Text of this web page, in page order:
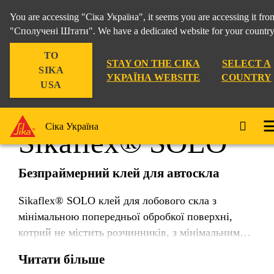
You are accessing "Сіка Україна", it seems you are accessing it
"Сполучені Штати". We have a dedicated website for your
TO
SIKA
USA
STAY ON THE СІКА
УКРАЇНА WEBSITE
SELECT A
COUNTRY
Сіка Україна
Промисловість ... Sikaflex® SOLO
Sikaflex® SOLO
Безпраймерний клей для автоскла
Sikaflex® SOLO клей для лобового скла з
мінімальною попередньої обробкої поверхні,
котрий не містить розчинників, з мінімальним
(MDAT). Подовженний відкритий час, що дає
Читати більше